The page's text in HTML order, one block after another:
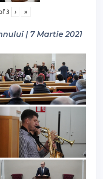
3 › »
| 7 Martie 2021